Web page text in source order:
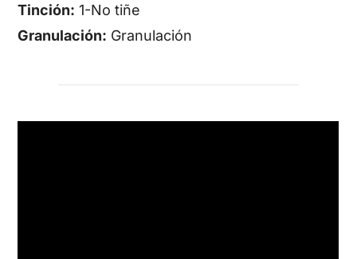
Tinción: 1-No tiñe
Granulación: Granulación